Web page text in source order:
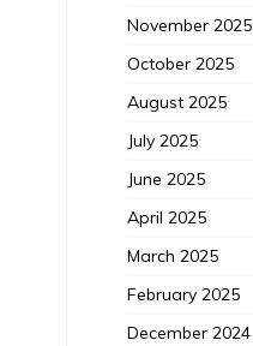
November 2025
October 2025
August 2025
July 2025
June 2025
April 2025
March 2025
February 2025
December 2024